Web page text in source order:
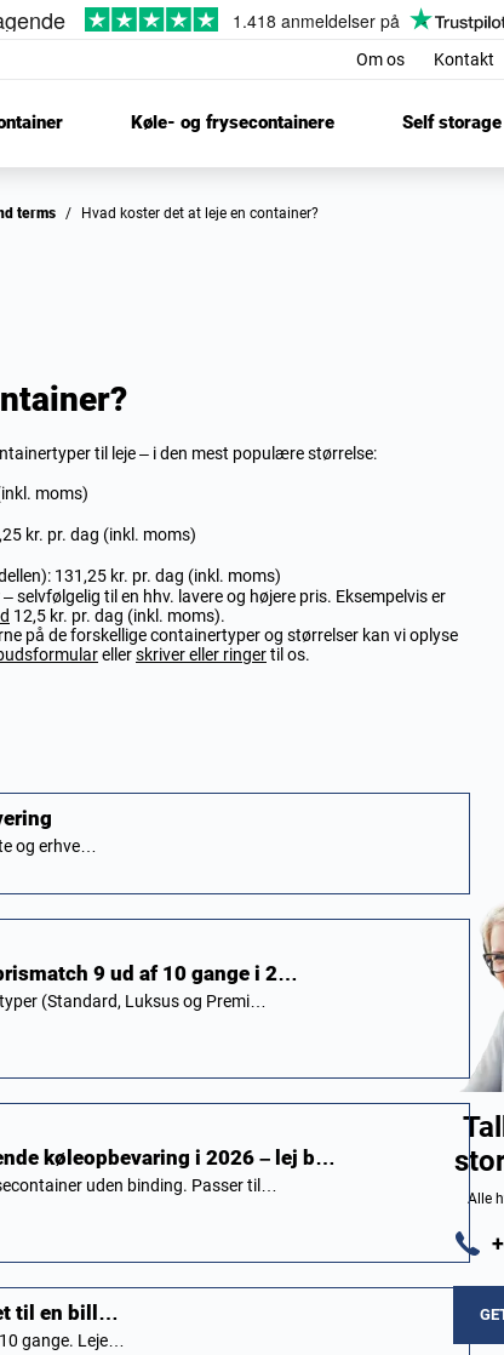
Om os Kontakt
Køle- og frysecontainere Self storage
terms / Hvad koster det at leje en container?
til leje – i den mest populære størrelse:
moms)
kr. pr. dag (inkl. moms)
131,25 kr. pr. dag (inkl. moms)
selvfølgelig til en hhv. lavere og højere pris. Eksempelvis er
12,5 kr. pr. dag (inkl. moms).
på de forskellige containertyper og størrelser kan vi oplyse
ellerskriver eller ringertil os.
og erhve…
9 ud af 10 gange i 2…
(Standard, Luksus og Premi…
køleopbevaring i 2026 – lej b…
uden binding. Passer til…
til en bill…
gange. Leje…
Alle